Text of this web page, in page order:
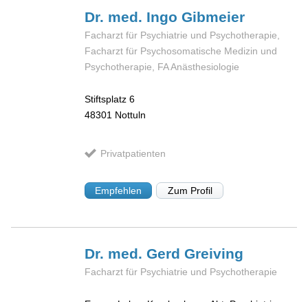
Dr. med. IngoGibmeier
Facharzt für Psychiatrie und Psychotherapie,
Facharzt für Psychosomatische Medizin und
Psychotherapie, FA Anästhesiologie
Stiftsplatz 6
48301 Nottuln
Privatpatienten
Empfehlen Zum Profil
Dr. med. GerdGreiving
Facharzt für Psychiatrie und Psychotherapie